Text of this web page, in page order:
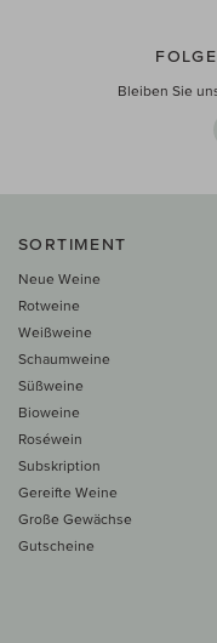
Bleiben Sie
SORTIMENT
Neue Weine
Rotweine
Weißweine
Schaumweine
Süßweine
Bioweine
Roséwein
Subskription
Gereifte Weine
Große Gewächse
Gutscheine